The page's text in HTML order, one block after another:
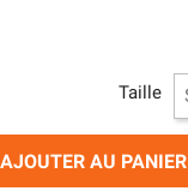
Taille
AJOUTER AU PANIER